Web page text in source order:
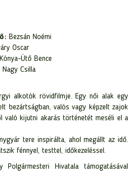
Bezsán Noémi
Oscar
Kónya-Ütő Bence
Nagy Csilla
alkotók rövidfilmje. Egy női alak egy
bezártságban, valós vagy képzelt zajok
való kijutni akarás történetét meséli el a
tere inspirálta, ahol megállt az idő.
fénnyel, testtel, időkezeléssel.
Polgármesteri Hivatala támogatásával